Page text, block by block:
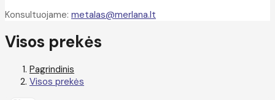
Konsultuojame: metalas@merlana.lt
Visos prekės
Pagrindinis
Visos prekės